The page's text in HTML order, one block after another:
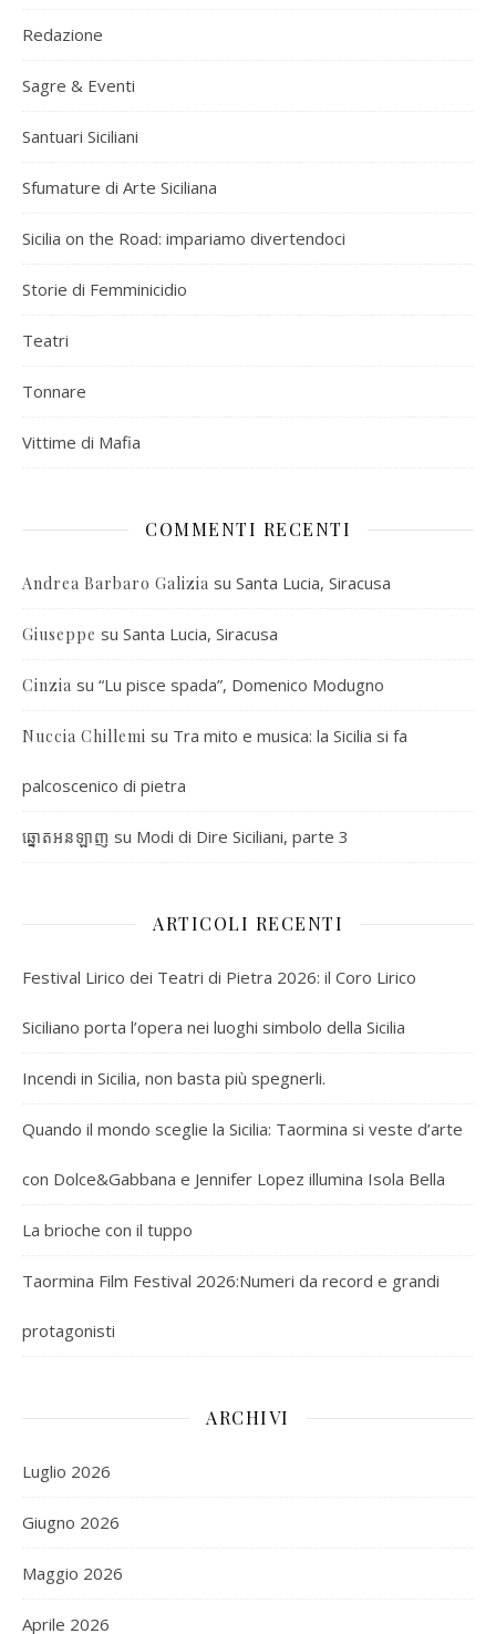
Redazione
Sagre & Eventi
Santuari Siciliani
Sfumature di Arte Siciliana
Sicilia on the Road: impariamo divertendoci
Storie di Femminicidio
Teatri
Tonnare
Vittime di Mafia
COMMENTI RECENTI
Andrea Barbaro Galizia su Santa Lucia, Siracusa
Giuseppe su Santa Lucia, Siracusa
Cinzia su “Lu pisce spada”, Domenico Modugno
Nuccia Chillemi su Tra mito e musica: la Sicilia si fa
palcoscenico di pietra
ឆ្នោតអនឡាញ su Modi di Dire Siciliani, parte 3
ARTICOLI RECENTI
Festival Lirico dei Teatri di Pietra 2026: il Coro Lirico
Siciliano porta l’opera nei luoghi simbolo della Sicilia
Incendi in Sicilia, non basta più spegnerli.
Quando il mondo sceglie la Sicilia: Taormina si veste d’arte
con Dolce&Gabbana e Jennifer Lopez illumina Isola Bella
La brioche con il tuppo
Taormina Film Festival 2026:Numeri da record e grandi
protagonisti
ARCHIVI
Luglio 2026
Giugno 2026
Maggio 2026
Aprile 2026